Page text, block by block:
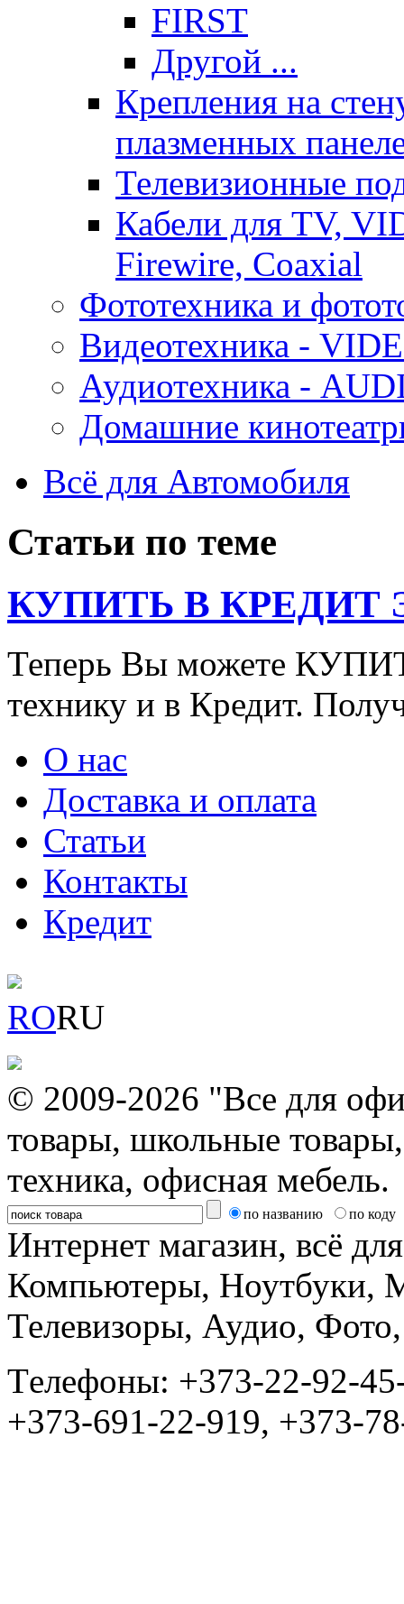
FIRST
Другой ...
Крепления на
плазменных
Телевизионные
Кабели для TV,
Firewire, Coaxial
Фототехника и
Видеотехника -
Аудиотехника -
Домашние
Всё для Автомобиля
Статьи по теме
КУПИТЬ В КРЕДИТ
Теперь Вы можете
технику и в Кредит.
О нас
Доставка и оплата
Статьи
Контакты
Кредит
RORU
© 2009-2026 "Все для
товары, школьные
техника, офисная мебель.
по названию по коду
Интернет магазин, всё
Компьютеры, Ноутбуки,
Телевизоры, Аудио,
Tелефоны: +373-22-92-
+373-691-22-919, +373-